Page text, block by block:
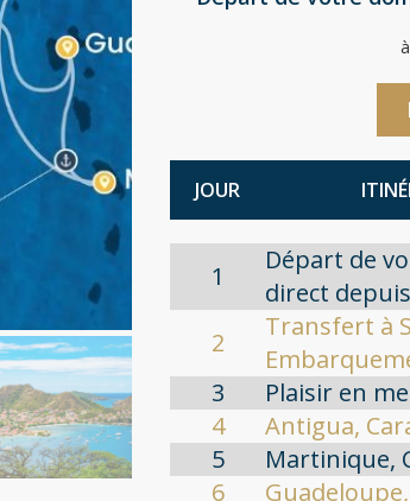
JOUR
1
Départ de
direct
2
Transfert à
3
Plaisir en
4
Antigua,
5
Martinique,
6